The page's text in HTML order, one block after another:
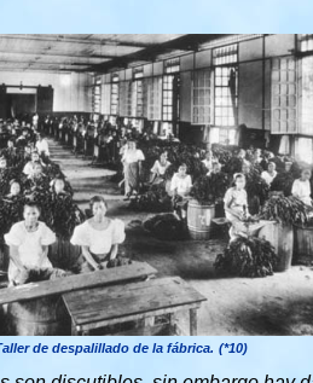
de despalillado de la fábrica. (*10)